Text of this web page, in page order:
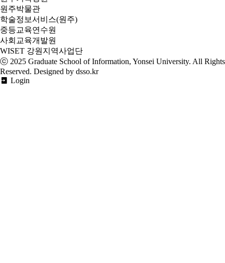
원주박물관
학술정보서비스(원주)
중등교육연수원
사회교육개발원
WISET 강원지역사업단
ⓒ 2025 Graduate School of Information, Yonsei University. All Rights
Reserved. Designed by dsso.kr
Login